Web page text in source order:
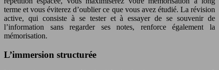
terme et vous éviterez d’oublier ce que vous avez étudié. La révision
active, qui consiste à se tester et à essayer de se souvenir de
l’information sans regarder ses notes, renforce également la
mémorisation.
L’immersion structurée